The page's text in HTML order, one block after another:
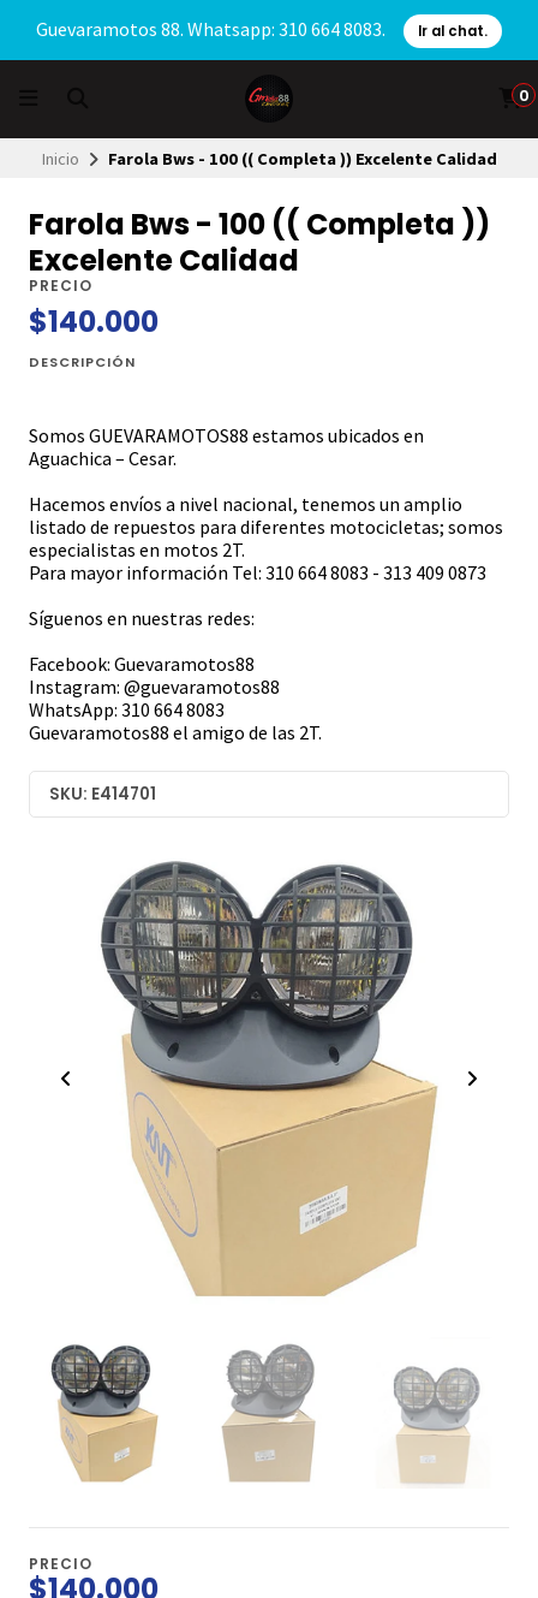
Guevaramotos 88. Whatsapp: 310 664 8083. Ir al chat.
0
Inicio Farola Bws - 100 (( Completa )) Excelente Calidad
Farola Bws - 100 (( Completa ))
Excelente Calidad
PRECIO
$140.000
DESCRIPCIÓN
Somos GUEVARAMOTOS88 estamos ubicados en
Aguachica – Cesar.
Hacemos envíos a nivel nacional, tenemos un amplio
listado de repuestos para diferentes motocicletas; somos
especialistas en motos 2T.
Para mayor información Tel: 310 664 8083 - 313 409 0873
Síguenos en nuestras redes:
Facebook: Guevaramotos88
Instagram: @guevaramotos88
WhatsApp: 310 664 8083
Guevaramotos88 el amigo de las 2T.
SKU: E414701
PRECIO
$140.000